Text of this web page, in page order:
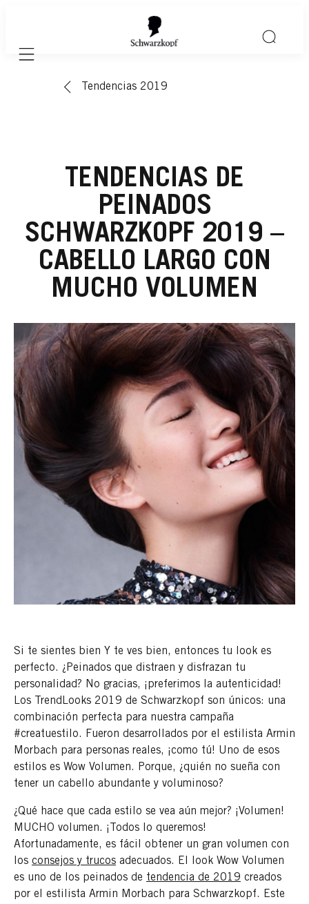
Mobile navigation
Tendencias 2019
TENDENCIAS DE
PEINADOS
SCHWARZKOPF 2019 –
CABELLO LARGO CON
MUCHO VOLUMEN
Si te sientes bien Y te ves bien, entonces tu look es
perfecto. ¿Peinados que distraen y disfrazan tu
personalidad? No gracias, ¡preferimos la autenticidad!
Los TrendLooks 2019 de Schwarzkopf son únicos: una
combinación perfecta para nuestra campaña
#creatuestilo. Fueron desarrollados por el estilista Armin
Morbach para personas reales, ¡como tú! Uno de esos
estilos es Wow Volumen. Porque, ¿quién no sueña con
tener un cabello abundante y voluminoso?
¿Qué hace que cada estilo se vea aún mejor? ¡Volumen!
MUCHO volumen. ¡Todos lo queremos!
Afortunadamente, es fácil obtener un gran volumen con
los consejos y trucos adecuados. El look Wow Volumen
es uno de los peinados de tendencia de 2019 creados
por el estilista Armin Morbach para Schwarzkopf. Este